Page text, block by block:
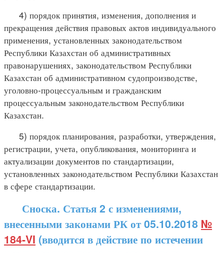
4) порядок принятия, изменения, дополнения и
прекращения действия правовых актов индивидуального
применения, установленных законодательством
Республики Казахстан об административных
правонарушениях, законодательством Республики
Казахстан об административном судопроизводстве,
уголовно-процессуальным и гражданским
процессуальным законодательством Республики
Казахстан.
5) порядок планирования, разработки, утверждения,
регистрации, учета, опубликования, мониторинга и
актуализации документов по стандартизации,
установленных законодательством Республики Казахстан
в сфере стандартизации.
Сноска. Статья 2 с изменениями,
внесенными законами РК от 05.10.2018 №
184-VI (вводится в действие по истечении